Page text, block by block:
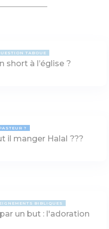
TABOUE
short à l’église ?
?
il manger Halal ???
BIBLIQUES
un but : l'adoration